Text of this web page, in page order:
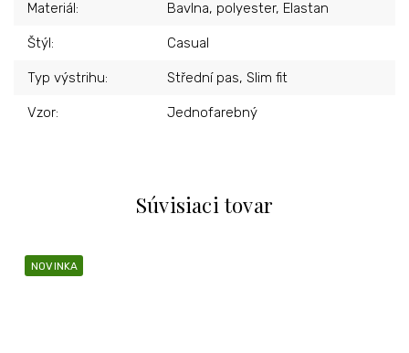
Súvisiaci tovar
NOVINKA
Materiál: Bavlna, polyester, Elastan
Štýl: Casual
Typ výstrihu: Střední pas, Slim fit
Vzor: Jednofarebný